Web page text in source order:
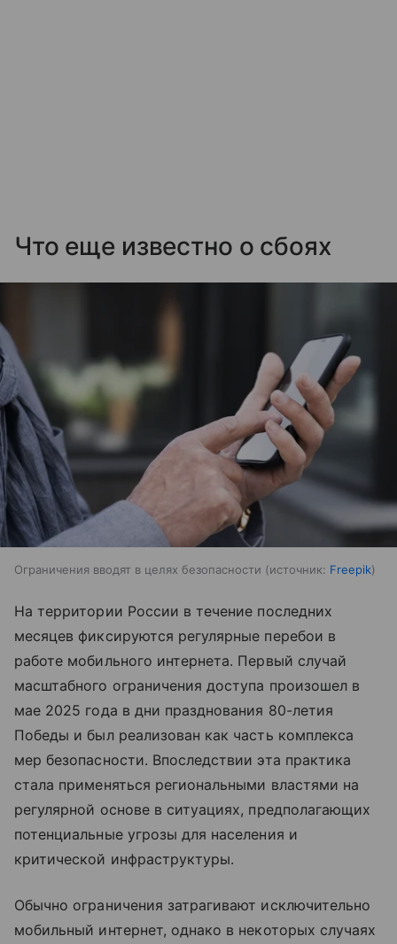
Что еще известно о сбоях
Ограничения вводят в целях безопасности источник: Freepik
На территории России в течение последних
месяцев фиксируются регулярные перебои в
работе мобильного интернета. Первый случай
масштабного ограничения доступа произошел в
мае 2025 года в дни празднования 80-летия
Победы и был реализован как часть комплекса
мер безопасности. Впоследствии эта практика
стала применяться региональными властями на
регулярной основе в ситуациях, предполагающих
потенциальные угрозы для населения и
критической инфраструктуры.
Обычно ограничения затрагивают исключительно
мобильный интернет, однако в некоторых случаях